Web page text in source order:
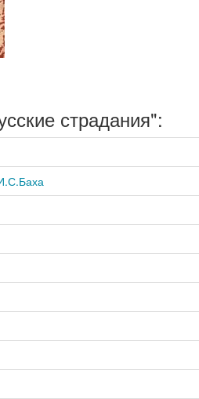
страдания":